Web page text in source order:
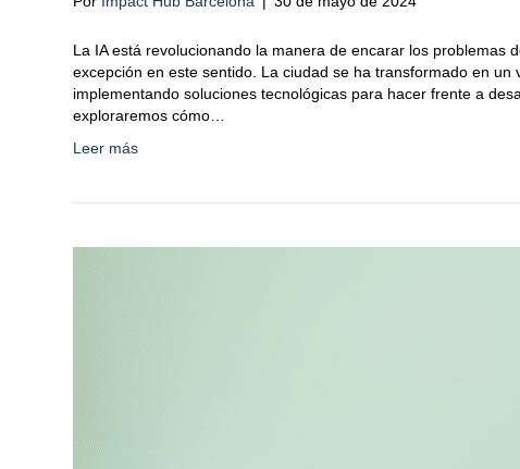
La IA está revolucionando la manera de encarar los problemas
excepción en este sentido. La ciudad se ha transformado en
implementando soluciones tecnológicas para hacer frente a
exploraremos cómo…
Leer más